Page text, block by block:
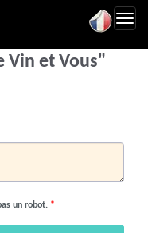
Vin et Vous"
un robot. *